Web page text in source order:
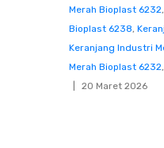
Merah Bioplast 6232,
Bioplast 6238,
Keranjang Industri
Merah Bioplast 6232,
20 Maret 2026